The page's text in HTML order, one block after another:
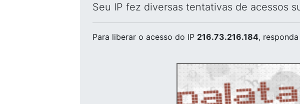
Seu IP fez diversas tentativas de acessos
Para liberar o acesso do IP 216.73.216.184,